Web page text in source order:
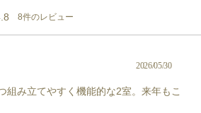
8件のレビュー
2026/05/30
組み立てやすく機能的な2室。来年もこ